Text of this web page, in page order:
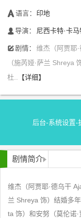
󰃋 语言： 印地
󰄭 导演： 尼西卡特·卡
󰆙 剧情：
维杰（阿贾耶
（施芮娅·萨兰 Shreya
杜..
【详细】
后台-系统设置-
剧情简介
维杰（阿贾耶·德乌干
兰 Shreya 饰）结婚多
ta 饰）和安努（莫伦诺·